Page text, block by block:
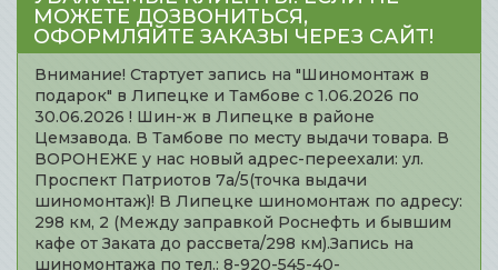
МОЖЕТЕ ДОЗВОНИТЬСЯ,
ОФОРМЛЯЙТЕ ЗАКАЗЫ ЧЕРЕЗ САЙТ!
Внимание! Стартует запись на "Шиномонтаж в
подарок" в Липецке и Тамбове с 1.06.2026 по
30.06.2026 ! Шин-ж в Липецке в районе
Цемзавода. В Тамбове по месту выдачи товара. В
ВОРОНЕЖЕ у нас новый адрес-переехали: ул.
Проспект Патриотов 7а/5(точка выдачи
шиномонтаж)! В Липецке шиномонтаж по адресу:
298 км, 2 (Между заправкой Роснефть и бывшим
кафе от Заката до рассвета/298 км).Запись на
шиномонтажа по тел.: 8-920-545-40-